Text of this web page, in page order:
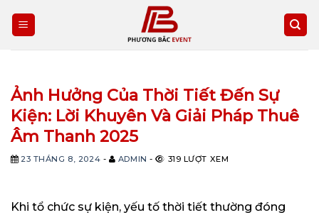
Ảnh Hưởng Của Thời Tiết Đến Sự
Kiện: Lời Khuyên Và Giải Pháp Thuê
Âm Thanh 2025
23 THÁNG 8, 2024 - ADMIN - 319 LƯỢT XEM
Khi tổ chức sự kiện, yếu tố thời tiết thường đóng